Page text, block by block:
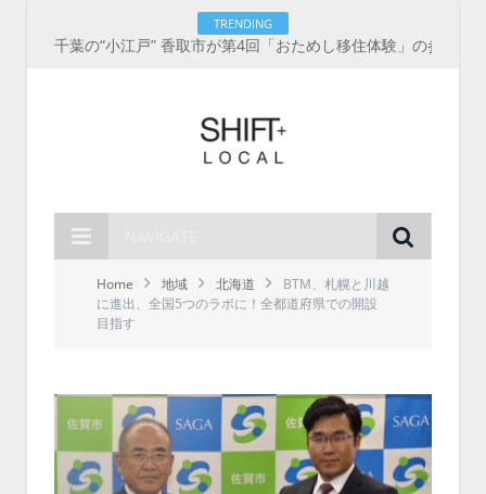
TRENDING
Home 地域 北海道
BTM、札幌と川越
に進出、全国5つのラボに！全都道府県での開設
目指す